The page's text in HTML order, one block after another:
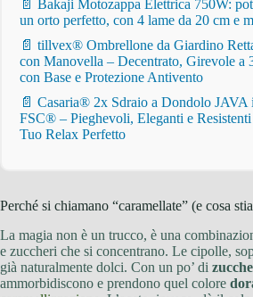
📄 Bakaji Motozappa Elettrica 750W:
un orto perfetto, con 4 lame da 20 cm e
📄 tillvex® Ombrellone da Giardino
con Manovella – Decentrato, Girevole a
con Base e Protezione Antivento
📄 Casaria® 2x Sdraio a Dondolo JAVA
FSC® – Pieghevoli, Eleganti e
Tuo Relax Perfetto
Perché si chiamano “caramellate” (e cosa
La magia non è un trucco, è una
e zuccheri che si concentrano. Le cipolle,
già naturalmente dolci. Con un po’ di
ammorbidiscono e prendono quel colore